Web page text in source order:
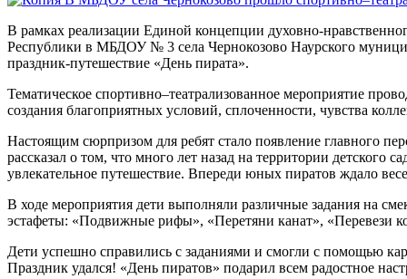
В рамках реализации Единой концепции духовно-
Республики в МБДОУ № 3 села Чернокозово Наурского
праздник-путешествие «День пирата».
Тематическое спортивно–театрализованное мероприятие
создания благоприятных условий, сплоченности, чувства
Настоящим сюрпризом для ребят стало появление главного
рассказал о том, что много лет назад на территории детского
увлекательное путешествие. Впереди юных пиратов ждало
В ходе мероприятия дети выполняли различные задания на
эстафеты: «Подвижные рифы», «Перетяни канат», «Перевези
Дети успешно справились с заданиями и смогли с помощью
Праздник удался! «День пиратов» подарил всем радостное